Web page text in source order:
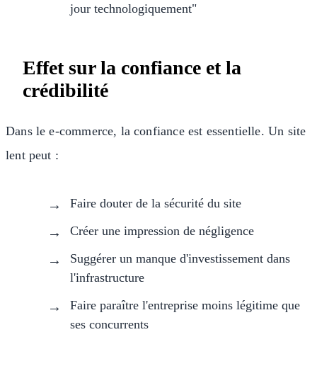
jour technologiquement"
Effet sur la confiance et la
crédibilité
Dans le e-commerce, la confiance est essentielle. Un site
lent peut :
Faire douter de la sécurité du site
Créer une impression de négligence
Suggérer un manque d'investissement dans
l'infrastructure
Faire paraître l'entreprise moins légitime que
ses concurrents